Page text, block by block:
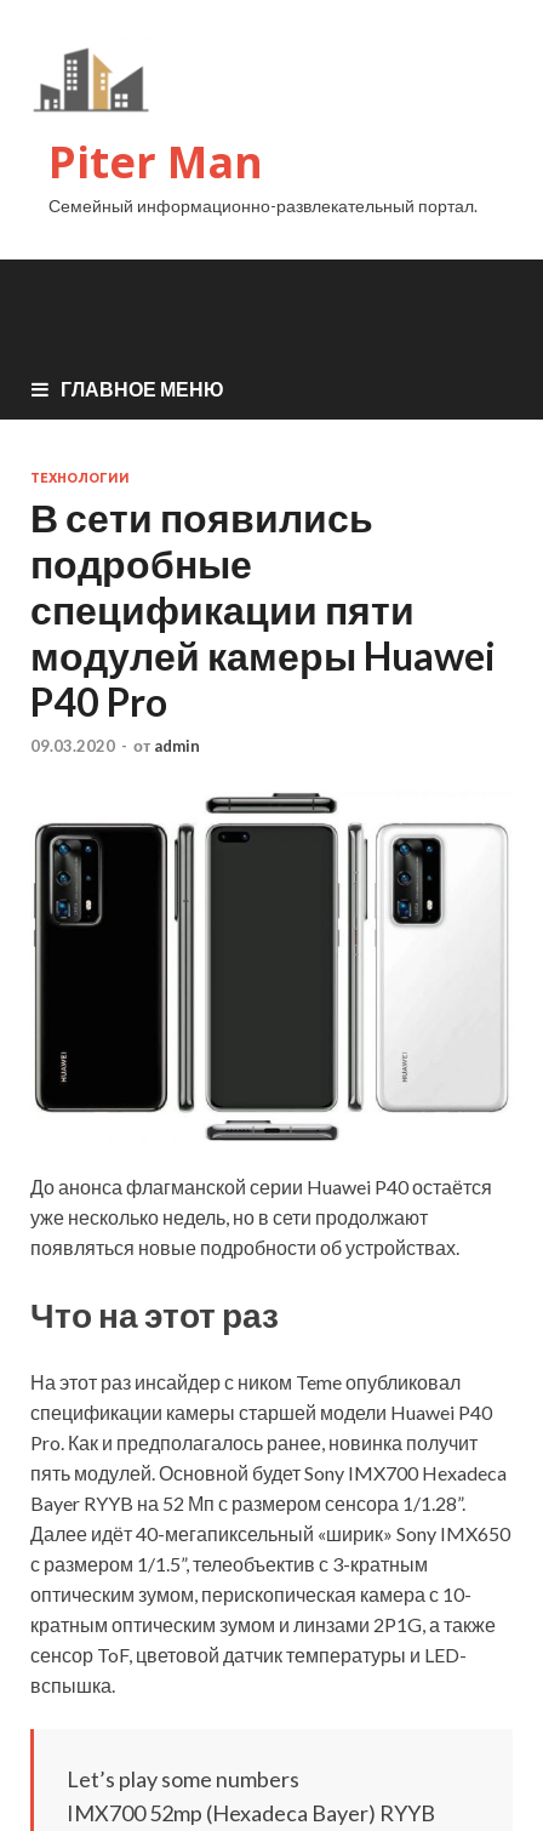
Piter Man
Семейный информационно-развлекательный портал.
ГЛАВНОЕ МЕНЮ
ТЕХНОЛОГИИ
В сети появились
подробные
спецификации пяти
модулей камеры Huawei
P40 Pro
09.03.2020 - от admin
До анонса флагманской серии Huawei P40 остаётся
уже несколько недель, но в сети продолжают
появляться новые подробности об устройствах.
Что на этот раз
На этот раз инсайдер с ником Teme опубликовал
спецификации камеры старшей модели Huawei P40
Pro. Как и предполагалось ранее, новинка получит
пять модулей. Основной будет Sony IMX700 Hexadeca
Bayer RYYB на 52 Мп с размером сенсора 1/1.28”.
Далее идёт 40-мегапиксельный «ширик» Sony IMX650
с размером 1/1.5”, телеобъектив с 3-кратным
оптическим зумом, перископическая камера с 10-
кратным оптическим зумом и линзами 2P1G, а также
сенсор ToF, цветовой датчик температуры и LED-
вспышка.
Let’s play some numbers
IMX700 52mp (Hexadeca Bayer) RYYB